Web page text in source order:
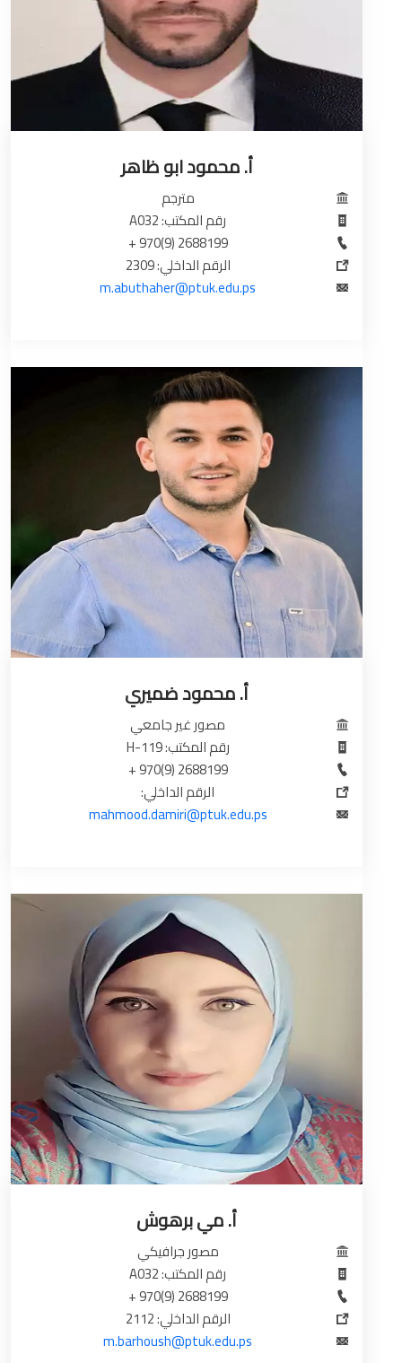
أ. محمود ابو ظاهر
مترجم
رقم المكتب: A032
2688199 (9)970 +
الرقم الداخلي: 2309
m.abuthaher@ptuk.edu.ps
أ. محمود ضميري
مصور غير جامعي
رقم المكتب: H-119
2688199 (9)970 +
الرقم الداخلي:
mahmood.damiri@ptuk.edu.ps
أ. مي برهوش
مصور جرافيكي
رقم المكتب: A032
2688199 (9)970 +
الرقم الداخلي: 2112
m.barhoush@ptuk.edu.ps